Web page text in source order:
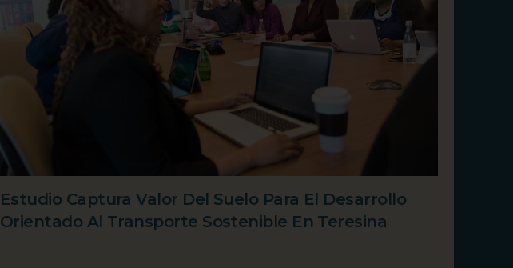
Estudio Captura Valor Del Suelo Para El Desarrollo
Orientado Al Transporte Sostenible En Teresina